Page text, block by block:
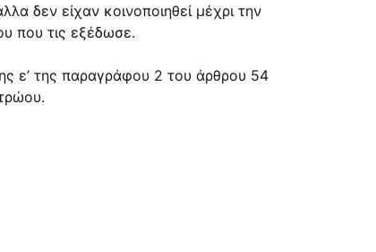
δεν είχαν κοινοποιηθεί μέχρι την
που τις εξέδωσε.
ε’ της παραγράφου 2 του άρθρου 54